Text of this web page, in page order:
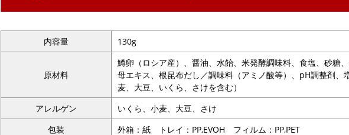
内容量 130g
原材料
鱒卵（ロシア産）、醤油、水飴、米発酵調味料、食塩、砂糖
母エキス、根昆布だし／調味料（アミノ酸等）、pH調整剤、
麦、大豆、いくら、さけを含む）
アレルゲン
いくら、小麦、大豆、さけ
包装
外箱：紙 トレイ：PP,EVOH フィルム：PP,PET